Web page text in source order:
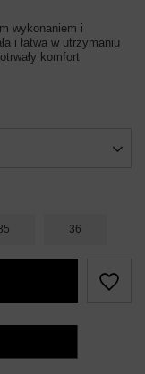
wykonaniem i
i łatwa w utrzymaniu
komfort
36